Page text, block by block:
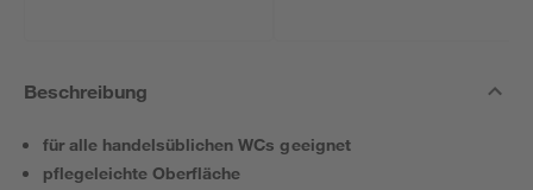
Beschreibung
für alle handelsüblichen WCs geeignet
pflegeleichte Oberfläche